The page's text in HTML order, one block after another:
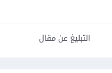
التبليغ عن مقال